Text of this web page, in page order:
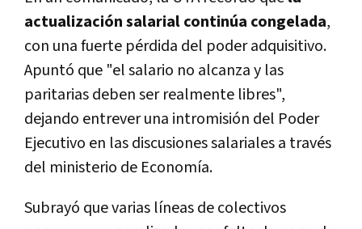
actualización salarial continúa congelada,
con una fuerte pérdida del poder adquisitivo.
Apuntó que "el salario no alcanza y las
paritarias deben ser realmente libres",
dejando entrever una intromisión del Poder
Ejecutivo en las discusiones salariales a través
del ministerio de Economía.
Subrayó que varias líneas de colectivos